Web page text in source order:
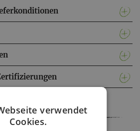
verwendet
Cookies.